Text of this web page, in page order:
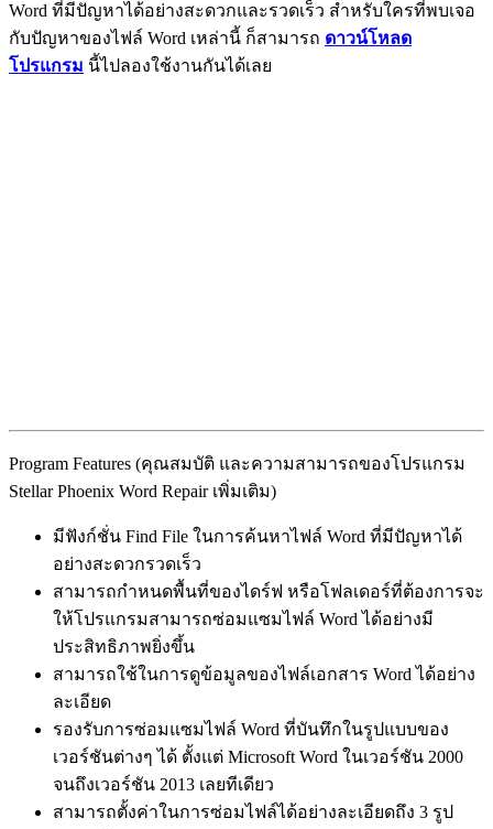
Word ที่มีปัญหาได้อย่างสะดวกและรวดเร็ว สำหรับใครที่พบเจอ
กับปัญหาของไฟล์ Word เหล่านี้ ก็สามารถ ดาวน์โหลด
โปรแกรม นี้ไปลองใช้งานกันได้เลย
Program Features (คุณสมบัติ และความสามารถของโปรแกรม
Stellar Phoenix Word Repair เพิ่มเติม)
มีฟังก์ชั่น Find File ในการค้นหาไฟล์ Word ที่มีปัญหาได้
อย่างสะดวกรวดเร็ว
สามารถกำหนดพื้นที่ของไดร์ฟ หรือโฟลเดอร์ที่ต้องการจะ
ให้โปรแกรมสามารถซ่อมแซมไฟล์ Word ได้อย่างมี
ประสิทธิภาพยิ่งขึ้น
สามารถใช้ในการดูข้อมูลของไฟล์เอกสาร Word ได้อย่าง
ละเอียด
รองรับการซ่อมแซมไฟล์ Word ที่บันทึกในรูปแบบของ
เวอร์ชันต่างๆ ได้ ตั้งแต่ Microsoft Word ในเวอร์ชัน 2000
จนถึงเวอร์ชัน 2013 เลยทีเดียว
สามารถตั้งค่าในการซ่อมไฟล์ได้อย่างละเอียดถึง 3 รูป